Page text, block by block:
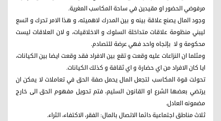
مرفوضي الحضور او مقيدين في ساحة المكاسب المغرية.
وجود المال يصنع علاقة بينه و بين المدرك لاهميته، و هذا الامر تحرك و اتسع
ليبني منظومة علاقات متداخلة السلوك و الاخلاقيات، و لان العلاقات ليست
محكومة و لا بإتجاه واحد فهي عرضة للتصادم.
ومثلما ان النزاعات عليه وقعت و تقع بين الافراد فقد وقعت ايضا بين الكيانات،
ايا كان الافراد من اي حضارة و اي ثقافة و كذلك الكيانات.
تحولت قوة المكاسب لتجعل المال يحمل صفة الحق في تعاملات لا يمكن ان
يرتضي بعضها الشرع او القانون السليم، فتم تحويل مفهوم الحق الى خارج
مضمونه العادل.
ثلاث مناطق اجتماعية دائما الاتصال بالمال: الفقر، الاكتفاء، الثراء.